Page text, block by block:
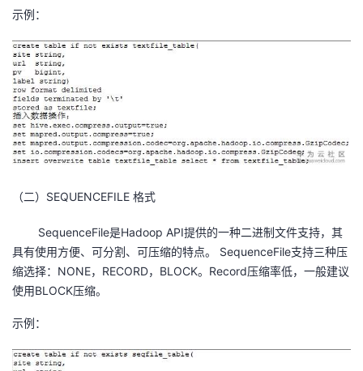
示例：
（二）SEQUENCEFILE 格式
SequenceFile是Hadoop API提供的一种二进制文件支持，其
具有使用方便、可分割、可压缩的特点。 SequenceFile支持三种压
缩选择：NONE，RECORD，BLOCK。Record压缩率低，一般建议
使用BLOCK压缩。
示例：